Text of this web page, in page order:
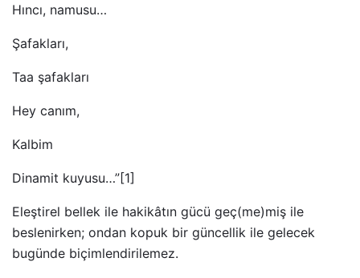
Hıncı, namusu…
Şafakları,
Taa şafakları
Hey canım,
Kalbim
Dinamit kuyusu…”[1]
Eleştirel bellek ile hakikâtın gücü geç(me)miş ile
beslenirken; ondan kopuk bir güncellik ile gelecek
bugünde biçimlendirilemez.